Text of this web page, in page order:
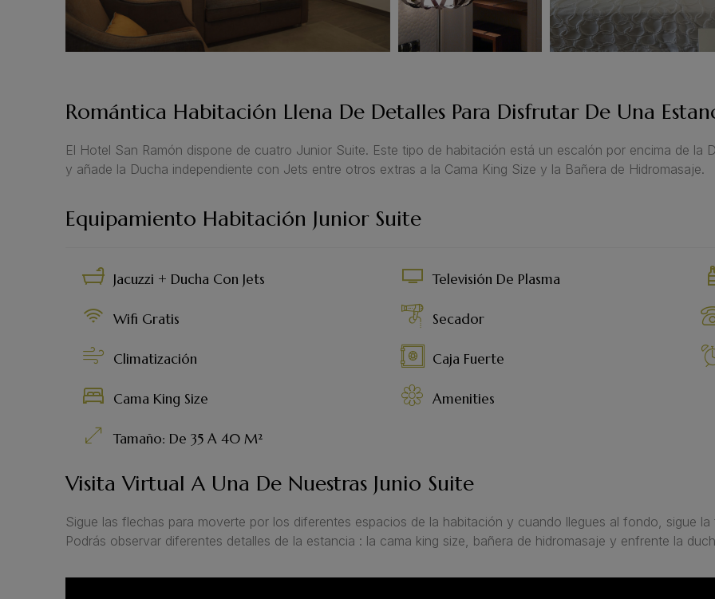
Romántica Habitación Llena De Detalles Para Disfrutar De Una
El Hotel San Ramón dispone de cuatro Junior Suite. Este tipo de habitación está un escalón por encima de la
y añade la Ducha independiente con Jets entre otros extras a la Cama King Size y la Bañera de Hidromasaje.
Equipamiento Habitación Junior Suite
Jacuzzi + Ducha Con Jets
Wifi Gratis
Climatización
Cama King Size
Tamaño: De 35 A 40 M²
Televisión De Plasma
Secador
Caja Fuerte
Amenities
Visita Virtual A Una De Nuestras Junio Suite
Sigue las flechas para moverte por los diferentes espacios de la habitación y cuando llegues al fondo, sigue
Podrás observar diferentes detalles de la estancia : la cama king size, bañera de hidromasaje y enfrente la